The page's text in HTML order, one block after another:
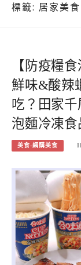
標籤: 居家美食
【防疫糧
鮮味&酸辣
吃？田家
泡麵冷凍食
美食-網購美食